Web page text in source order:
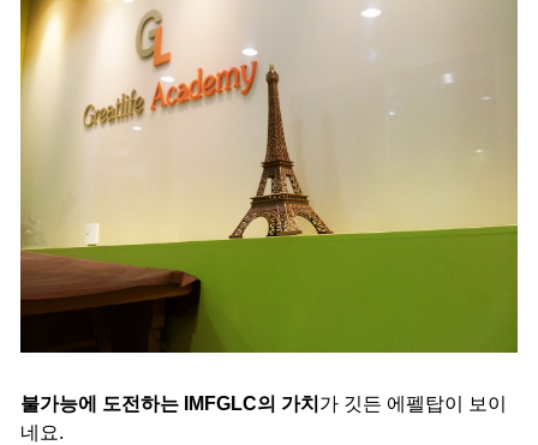
불가능에 도전하는 IMFGLC의 가치 가 깃든 에펠탑이 보이
네요.